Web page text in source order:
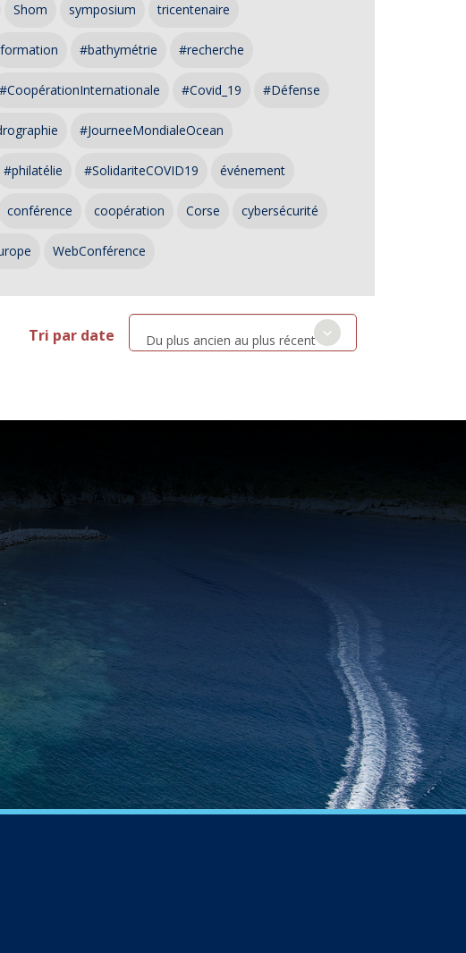
Shom symposium tricentenaire
formation #bathymétrie #recherche
#CoopérationInternationale #Covid_19 #Défense
#JourneeMondialeOcean
#philatélie #SolidariteCOVID19 événement
conférence coopération Corse cybersécurité
WebConférence
Tri par date Du plus ancien au plus récent